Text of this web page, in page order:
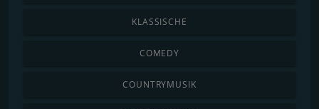
KLASSISCHE
COMEDY
COUNTRYMUSIK